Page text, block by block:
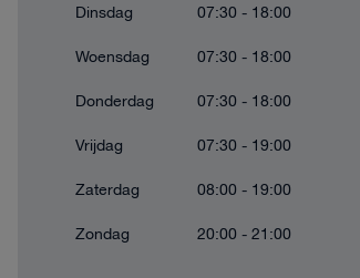
Dinsdag
07:30 - 18:00
Woensdag
07:30 - 18:00
Donderdag
07:30 - 18:00
Vrijdag
07:30 - 19:00
Zaterdag
08:00 - 19:00
Zondag
20:00 - 21:00